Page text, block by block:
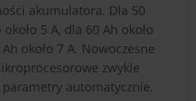
akumulatora. Dla 50
5 A, dla 60 Ah około
około 7 A. Nowoczesne
zwykle
automatycznie.